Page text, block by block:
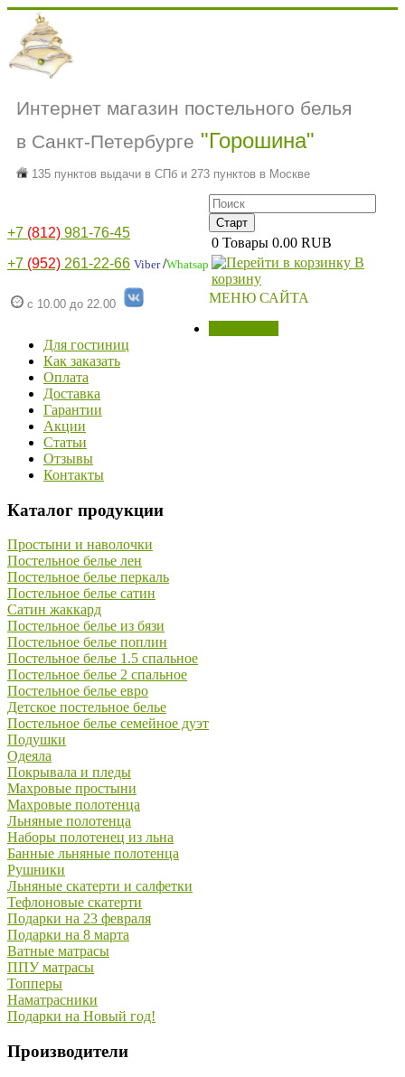
Интернет магазин постельного белья
в Санкт-Петербурге "Горошина"
135 пунктов выдачи в СПб и 273 пунктов в Москве
+7 (812) 981-76-45
+7 (952) 261-22-66 Viber/Whatsap
с 10.00 до 22.00
0 Товары 0.00 RUB
В
корзину
МЕНЮ САЙТА
Для гостиниц
Как заказать
Оплата
Доставка
Гарантии
Акции
Статьи
Отзывы
Контакты
Каталог продукции
Простыни и наволочки
Постельное белье лен
Постельное белье перкаль
Постельное белье сатин
Сатин жаккард
Постельное белье из бязи
Постельное белье поплин
Постельное белье 1.5 спальное
Постельное белье 2 спальное
Постельное белье евро
Детское постельное белье
Постельное белье семейное дуэт
Подушки
Одеяла
Покрывала и пледы
Махровые простыни
Махровые полотенца
Льняные полотенца
Наборы полотенец из льна
Банные льняные полотенца
Рушники
Льняные скатерти и салфетки
Тефлоновые скатерти
Подарки на 23 февраля
Подарки на 8 марта
Ватные матрасы
ППУ матрасы
Топперы
Наматрасники
Подарки на Новый год!
Производители